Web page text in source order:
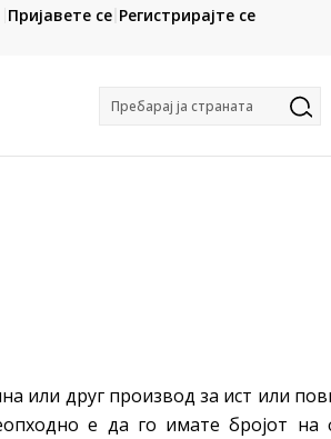
CLICK & COLLECT
со картичка online и подигнете во
Пријавете се Регистрирајте се
Пребарај ја страната
или друг производ за ист или
е да го имате бројот на